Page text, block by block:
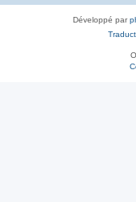
Développé par